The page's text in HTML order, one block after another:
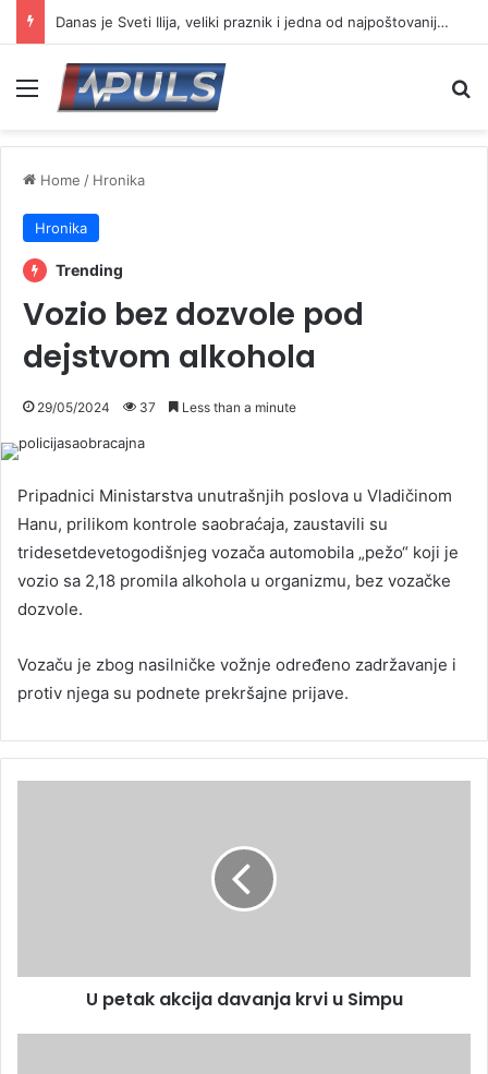
Danas je Sveti Ilija, veliki praznik i jedna od najpoštovanijih slava
Menu
Home / Hronika
Hronika
Trending
Vozio bez dozvole pod
dejstvom alkohola
29/05/2024 37 Less than a minute
Pripadnici Ministarstva unutrašnjih poslova u Vladičinom
Hanu, prilikom kontrole saobraćaja, zaustavili su
tridesetdevetogodišnjeg vozača automobila „pežo“ koji je
vozio sa 2,18 promila alkohola u organizmu, bez vozačke
dozvole.
Vozaču je zbog nasilničke vožnje određeno zadržavanje i
protiv njega su podnete prekršajne prijave.
U petak akcija davanja krvi u Simpu